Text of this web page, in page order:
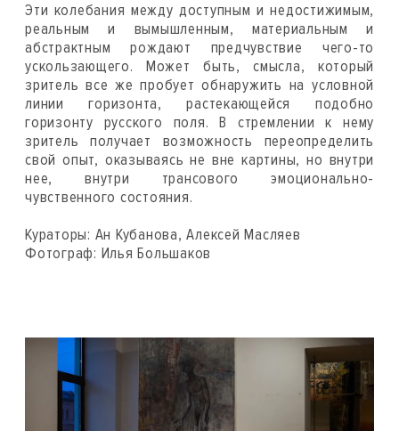
Эти колебания между доступным и недостижимым,
реальным и вымышленным, материальным и
абстрактным рождают предчувствие чего-то
ускользающего. Может быть, смысла, который
зритель все же пробует обнаружить на условной
линии горизонта, растекающейся подобно
горизонту русского поля. В стремлении к нему
зритель получает возможность переопределить
свой опыт, оказываясь не вне картины, но внутри
нее, внутри трансового эмоционально-
чувственного состояния.
Кураторы: Ан Кубанова, Алексей Масляев
Фотограф: Илья Большаков